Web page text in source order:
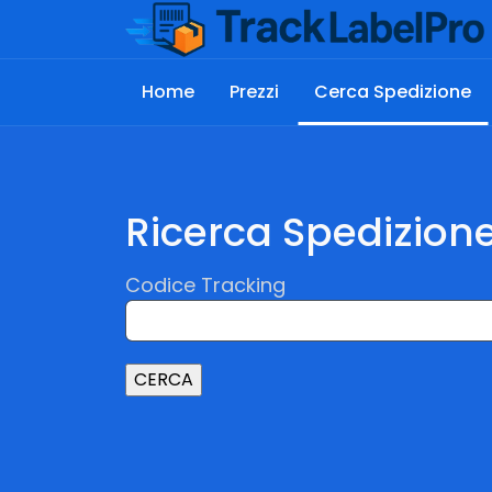
Home Prezzi Cerca Spedizione
Ricerca
Codice Tracking